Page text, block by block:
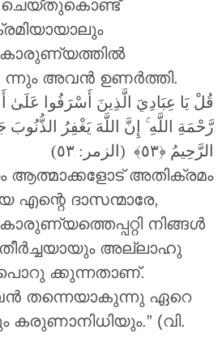
കാരുണ്യത്തിൽ
ന്നും അവൻ ഉണർത്തി.
قُلْ يَا عِبَادِيَ الَّذِينَ أَسْرَفُوا عَلَىٰ
رَّحْمَةِ اللَّهِۚ إِنَّ اللَّهَ يَغْفِرُ الذُّنُوبَ
الرَّحِيمُ
(الزمر: ٥٣)
അതിക്രമം
എന്റെ ദാസന്മാരേ,
നിങ്ങൾ
തീർച്ചയായും അല്ലാഹു
ക്കുന്നതാണ്.
തന്നെയാകുന്നു ഏറെ
കരുണാനിധിയും.” (വി.